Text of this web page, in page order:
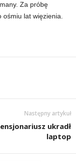
Za próbę
lat więzienia.
Następny artykuł
ukradł
laptop